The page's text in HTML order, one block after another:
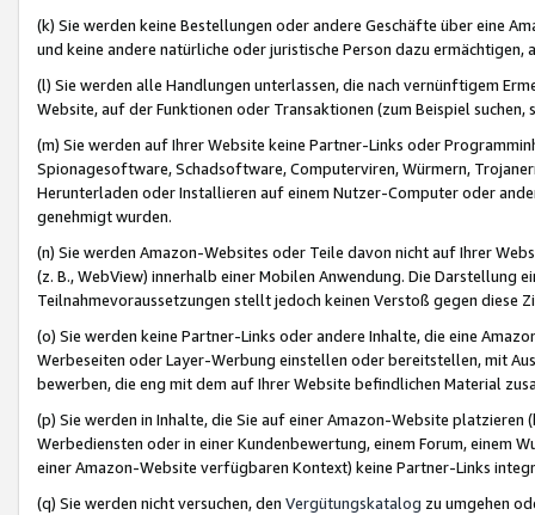
(k) Sie werden keine Bestellungen oder andere Geschäfte über eine
und keine andere natürliche oder juristische Person dazu
(l) Sie werden alle Handlungen unterlassen, die nach vernünftigem
Website, auf der Funktionen oder Transaktionen (zum Beispiel
(m) Sie werden auf Ihrer Website keine Partner-Links oder
Spionagesoftware, Schadsoftware, Computerviren, Würmern,
Herunterladen oder Installieren auf einem Nutzer-Computer oder
genehmigt wurden.
(n) Sie werden Amazon-Websites oder Teile davon nicht auf Ihrer
(z. B., WebView) innerhalb einer Mobilen Anwendung. Die Darstellung
Teilnahmevoraussetzungen stellt jedoch keinen Verstoß gegen diese
(o) Sie werden keine Partner-Links oder andere Inhalte, die eine
Werbeseiten oder Layer-Werbung einstellen oder bereitstellen, mit
bewerben, die eng mit dem auf Ihrer Website befindlichen Material
(p) Sie werden in Inhalte, die Sie auf einer Amazon-Website
Werbediensten oder in einer Kundenbewertung, einem Forum, einem
einer Amazon-Website verfügbaren Kontext) keine Partner-Links
(q) Sie werden nicht versuchen, den Vergütungskatalog zu umgehen